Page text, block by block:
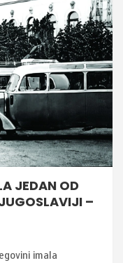
JEDAN OD
–
imala